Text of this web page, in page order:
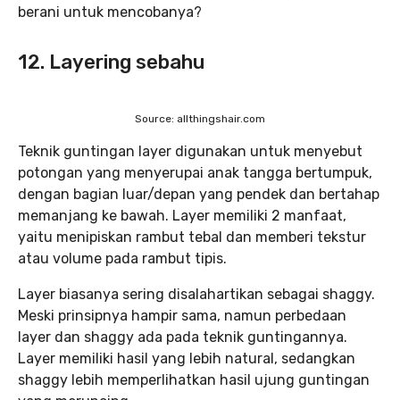
berani untuk mencobanya?
12. Layering sebahu
Source: allthingshair.com
Teknik guntingan layer digunakan untuk menyebut
potongan yang menyerupai anak tangga bertumpuk,
dengan bagian luar/depan yang pendek dan bertahap
memanjang ke bawah. Layer memiliki 2 manfaat,
yaitu menipiskan rambut tebal dan memberi tekstur
atau volume pada rambut tipis.
Layer biasanya sering disalahartikan sebagai shaggy.
Meski prinsipnya hampir sama, namun perbedaan
layer dan shaggy ada pada teknik guntingannya.
Layer memiliki hasil yang lebih natural, sedangkan
shaggy lebih memperlihatkan hasil ujung guntingan